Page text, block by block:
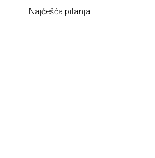
Najčešća pitanja